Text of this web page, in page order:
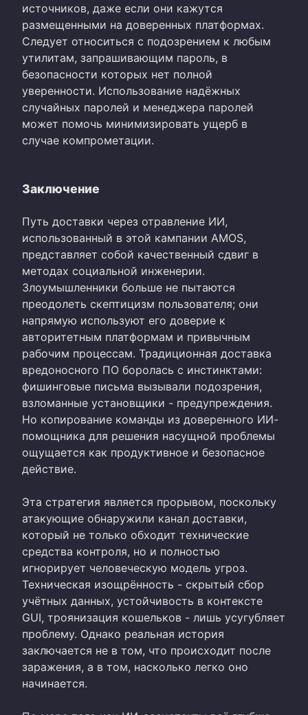
источников, даже если они кажутся
размещенными на доверенных платформах.
Следует относиться с подозрением к любым
утилитам, запрашивающим пароль, в
безопасности которых нет полной
уверенности. Использование надёжных
случайных паролей и менеджера паролей
может помочь минимизировать ущерб в
случае компрометации.
Заключение
Путь доставки через отравление ИИ,
использованный в этой кампании AMOS,
представляет собой качественный сдвиг в
методах социальной инженерии.
Злоумышленники больше не пытаются
преодолеть скептицизм пользователя; они
напрямую используют его доверие к
авторитетным платформам и привычным
рабочим процессам. Традиционная доставка
вредоносного ПО боролась с инстинктами:
фишинговые письма вызывали подозрения,
взломанные установщики - предупреждения.
Но копирование команды из доверенного ИИ-
помощника для решения насущной проблемы
ощущается как продуктивное и безопасное
действие.
Эта стратегия является прорывом, поскольку
атакующие обнаружили канал доставки,
который не только обходит технические
средства контроля, но и полностью
игнорирует человеческую модель угроз.
Техническая изощрённость - скрытый сбор
учётных данных, устойчивость в контексте
GUI, троянизация кошельков - лишь усугубляет
проблему. Однако реальная история
заключается не в том, что происходит после
заражения, а в том, насколько легко оно
начинается.